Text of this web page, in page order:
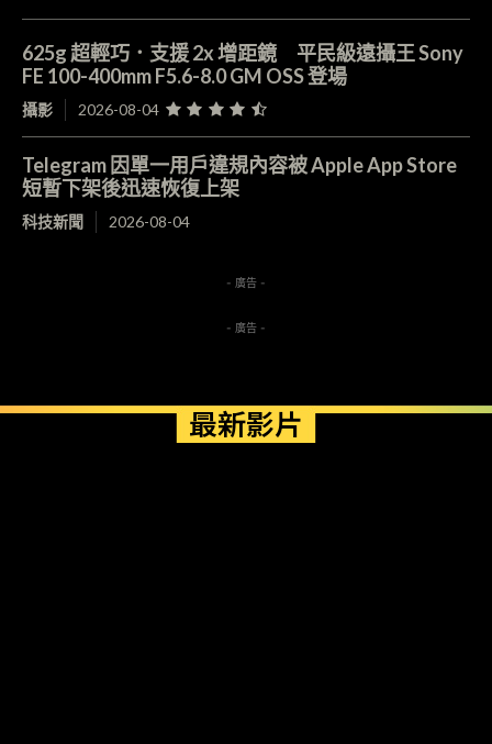
625g 超輕巧．支援 2x 增距鏡 平民級遠攝王 Sony
FE 100-400mm F5.6-8.0 GM OSS 登場
攝影 2026-08-04
Telegram 因單一用戶違規內容被 Apple App Store
短暫下架後迅速恢復上架
科技新聞 2026-08-04
- 廣告 -
- 廣告 -
最新影片